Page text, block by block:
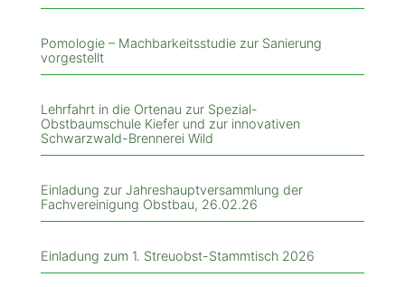
Pomologie – Machbarkeitsstudie zur Sanierung
vorgestellt
Lehrfahrt in die Ortenau zur Spezial-
Obstbaumschule Kiefer und zur innovativen
Schwarzwald-Brennerei Wild
Einladung zur Jahreshauptversammlung der
Fachvereinigung Obstbau, 26.02.26
Einladung zum 1. Streuobst-Stammtisch 2026